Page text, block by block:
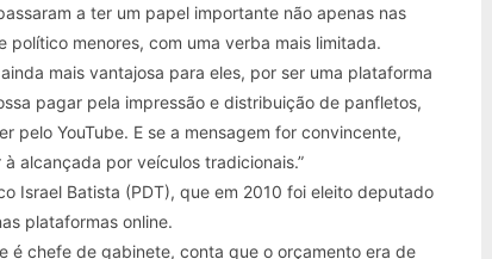
a ter um papel importante não apenas nas
menores, com uma verba mais limitada.
mais vantajosa para eles, por ser uma plataforma
pagar pela impressão e distribuição de panfletos,
pelo YouTube. E se a mensagem for convincente,
alcançada por veículos tradicionais.”
Israel Batista (PDT), que em 2010 foi eleito deputado
plataformas online.
é chefe de gabinete, conta que o orçamento era de